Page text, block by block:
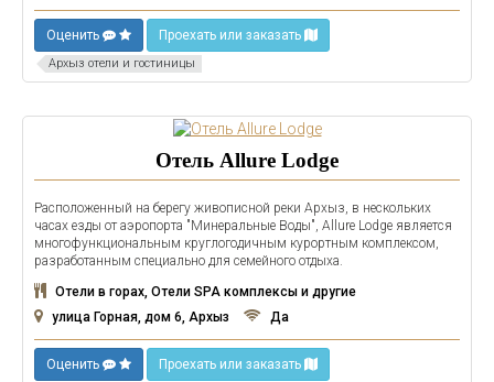
Оценить Проехать или заказать
Архыз отели и гостиницы
Отель Allure Lodge
Расположенный на берегу живописной реки Архыз, в нескольких
часах езды от аэропорта "Минеральные Воды", Allure Lodge является
многофункциональным круглогодичным курортным комплексом,
разработанным специально для семейного отдыха.
Отели в горах, Отели SPA комплексы и другие
улица Горная, дом 6, Архыз
Да
Оценить Проехать или заказать